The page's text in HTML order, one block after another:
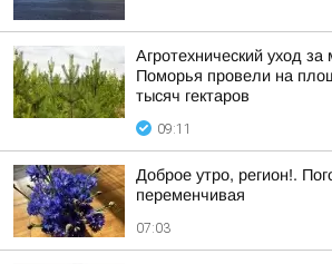
Агротехнический уход
Поморья провели на
тысяч гектаров
09:11
Доброе утро, регион!.
переменчивая
07:03